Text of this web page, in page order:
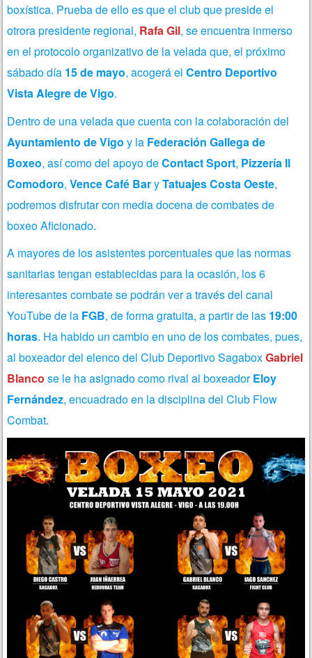
boxística. Prueba de ello es que el club que preside el
otrora presidente regional, Rafa Gil, se encuentra inmerso
en el protocolo organizativo de la velada que, el próximo
sábado día 15 de mayo, acogerá elCentro Deportivo
Vista Alegre de Vigo.
Dentro de una velada que cuenta con la colaboración del
Ayuntamiento de Vigo y la Federación Gallega de
Boxeo, así como del apoyo deContact Sport, Pizzería Il
Comodoro,Vence Café BaryTatuajes Costa Oeste,
podremos disfrutar con media docena de combates de
boxeo Aficionado.
A mayores de los asistentes porcentuales que las normas
sanitarias tengan establecidas para la ocasión, los 6
interesantes combate se podrán ver a través del canal
YouTube de la FGB, de forma gratuita, a partir de las 19:00
horas. Ha habido un cambio en uno de los combates, pues,
al boxeador del elenco del Club Deportivo SagaboxGabriel
Blanco se le ha asignado como rival al boxeadorEloy
Fernández, encuadrado en la disciplina del Club Flow
Combat.